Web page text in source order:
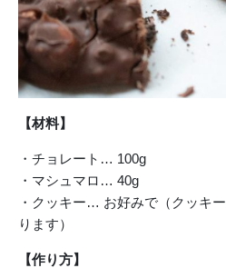
【材料】
・チョレート… 100g
・マシュマロ… 40g
・クッキー… お好みで（クッキ
ります）
【作り方】